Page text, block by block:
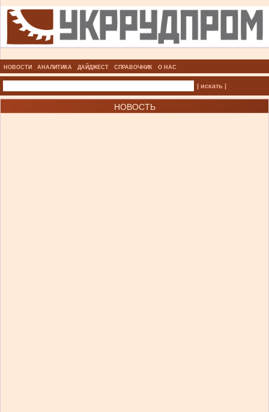
НОВОСТИ АНАЛИТИКА ДАЙДЖЕСТ СПРАВОЧНИК О НАС
| искать |
НОВОСТЬ